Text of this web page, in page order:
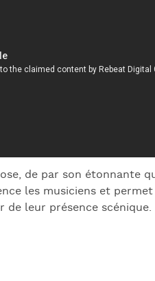
de par son étonnante
les musiciens et permet
leur présence scénique.